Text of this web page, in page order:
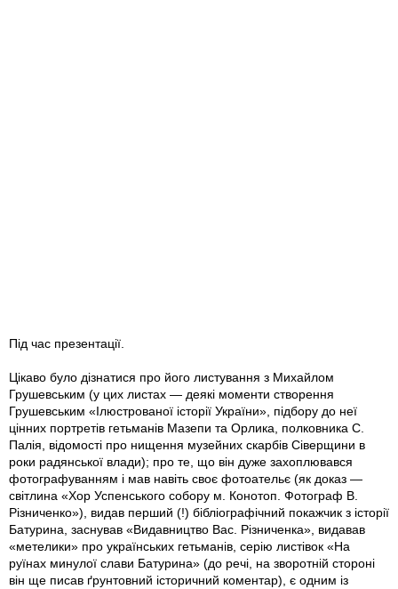
Пiд час презентацiї.
Цікаво було дізнатися про його листування з Михайлом
Грушевським (у цих листах — деякі моменти створення
Грушевським «Ілюстрованої історії України», підбору до неї
цінних портретів гетьманів Мазепи та Орлика, полковника С.
Палія, відомості про нищення музейних скарбів Сіверщини в
роки радянської влади); про те, що він дуже захоплювався
фотографуванням і мав навіть своє фотоательє (як доказ —
світлина «Хор Успенського собору м. Конотоп. Фотограф В.
Рiзниченко»), видав перший (!) бібліографічний покажчик з історії
Батурина, заснував «Видавництво Вас. Рiзниченка», видавав
«метелики» про українських гетьманів, серію листівок «На
руїнах минулої слави Батурина» (до речі, на зворотній стороні
він ще писав ґрунтовний історичний коментар), є одним із